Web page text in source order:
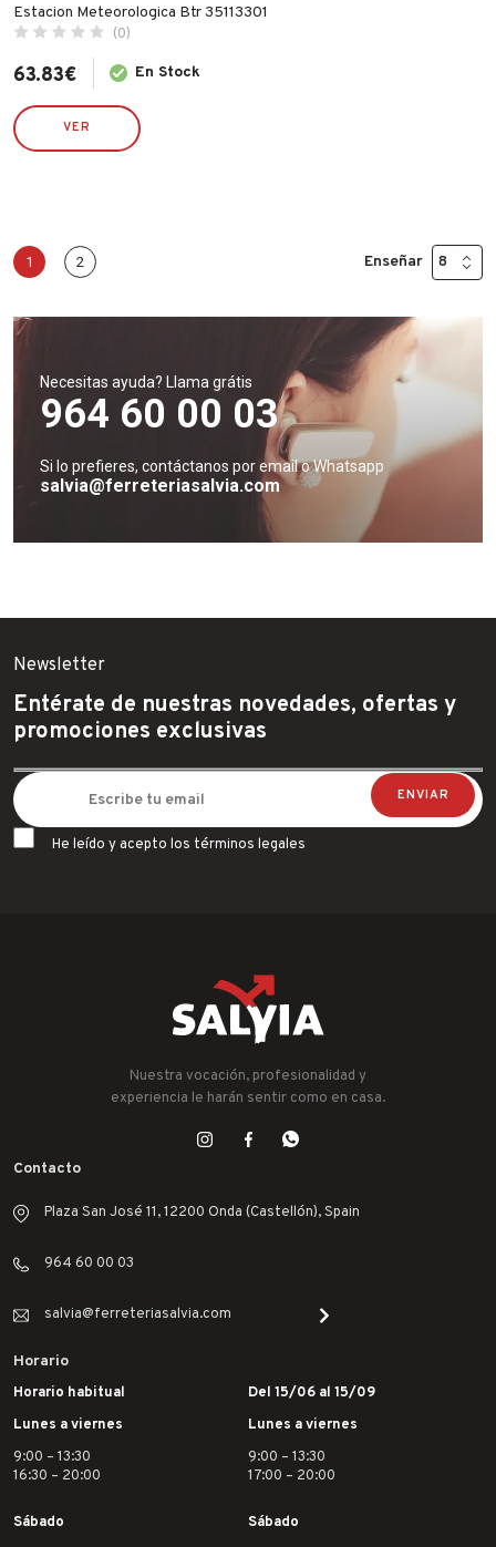
Estacion Meteorologica Btr 35113301
(0)
63.83€ En Stock
VER
1 2 Enseñar
Necesitas ayuda? Llama grátis
964 60 00 03
Si lo prefieres, contáctanos por email o Whatsapp
salvia@ferreteriasalvia.com
Newsletter
Entérate de nuestras novedades, ofertas y
promociones exclusivas
He leído y acepto los términos legales
Nuestra vocación, profesionalidad y
experiencia le harán sentir como en casa.
Contacto
Plaza San José 11, 12200 Onda (Castellón), Spain
964 60 00 03
salvia@ferreteriasalvia.com
Horario
Horario habitual
Lunes a viernes
9:00 – 13:30
16:30 – 20:00
Sábado
Del 15/06 al 15/09
Lunes a viernes
9:00 – 13:30
17:00 – 20:00
Sábado